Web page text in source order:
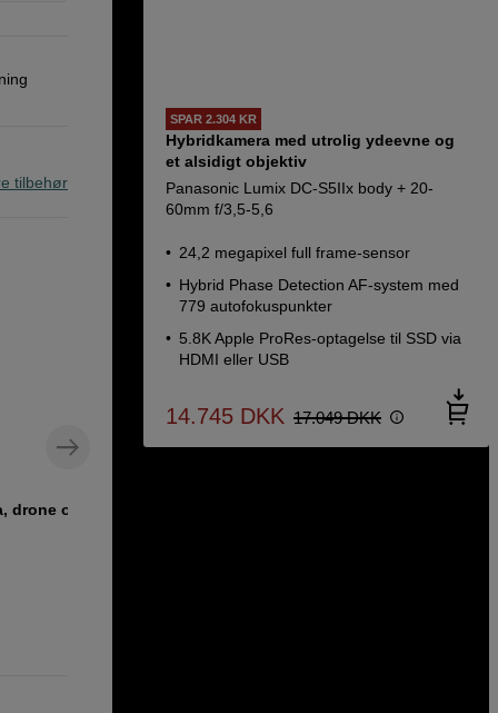
tilbehør
drone og
SPAR 2.304 KR
Hybridkamera med utrolig ydeevne og
et alsidigt objektiv
Panasonic Lumix DC-S5IIx body + 20-
60mm f/3,5-5,6
24,2 megapixel full frame-sensor
Hybrid Phase Detection AF-system med
779 autofokuspunkter
5.8K Apple ProRes-optagelse til SSD via
HDMI eller USB
14.745 DKK 17.049 DKK